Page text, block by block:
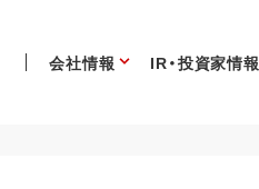
会社情報 IR・投資家情報